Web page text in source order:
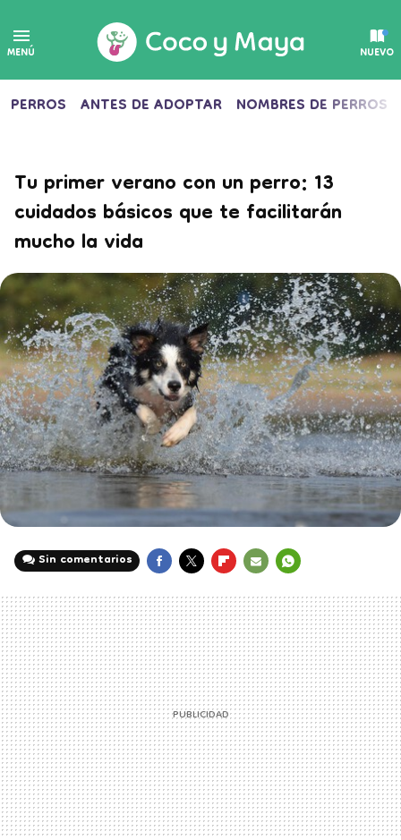
MENÚ NUEVO
PERROS ANTES DE ADOPTAR NOMBRES DE PERROS
Tu primer verano con un perro: 13
cuidados básicos que te facilitarán
mucho la vida
Sin comentarios
MAIL